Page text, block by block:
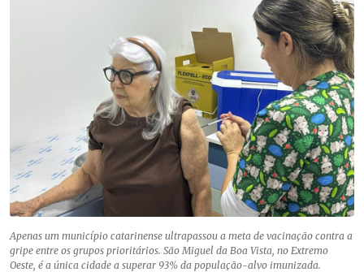
Apenas um município catarinense ultrapassou a meta de vacinação contra a
gripe entre os grupos prioritários. São Miguel da Boa Vista, no Extremo
Oeste, é a única cidade a superar 93% da população-alvo imunizada.